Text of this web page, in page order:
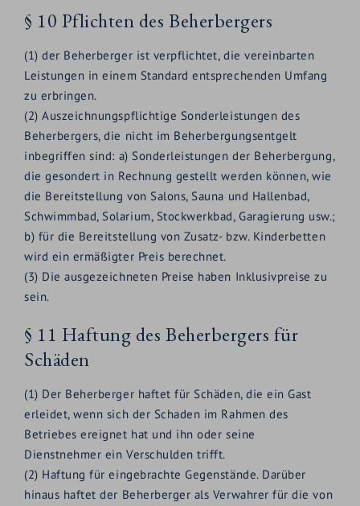
§ 10 Pflichten des Beherbergers
(1) der Beherberger ist verpflichtet, die vereinbarten
Leistungen in einem Standard entsprechenden Umfang
zu erbringen.
(2) Auszeichnungspflichtige Sonderleistungen des
Beherbergers, die nicht im Beherbergungsentgelt
inbegriffen sind: a) Sonderleistungen der Beherbergung,
die gesondert in Rechnung gestellt werden können, wie
die Bereitstellung von Salons, Sauna und Hallenbad,
Schwimmbad, Solarium, Stockwerkbad, Garagierung usw.;
b) für die Bereitstellung von Zusatz- bzw. Kinderbetten
wird ein ermäßigter Preis berechnet.
(3) Die ausgezeichneten Preise haben Inklusivpreise zu
sein.
§ 11 Haftung des Beherbergers für
Schäden
(1) Der Beherberger haftet für Schäden, die ein Gast
erleidet, wenn sich der Schaden im Rahmen des
Betriebes ereignet hat und ihn oder seine
Dienstnehmer ein Verschulden trifft.
(2) Haftung für eingebrachte Gegenstände. Darüber
hinaus haftet der Beherberger als Verwahrer für die von